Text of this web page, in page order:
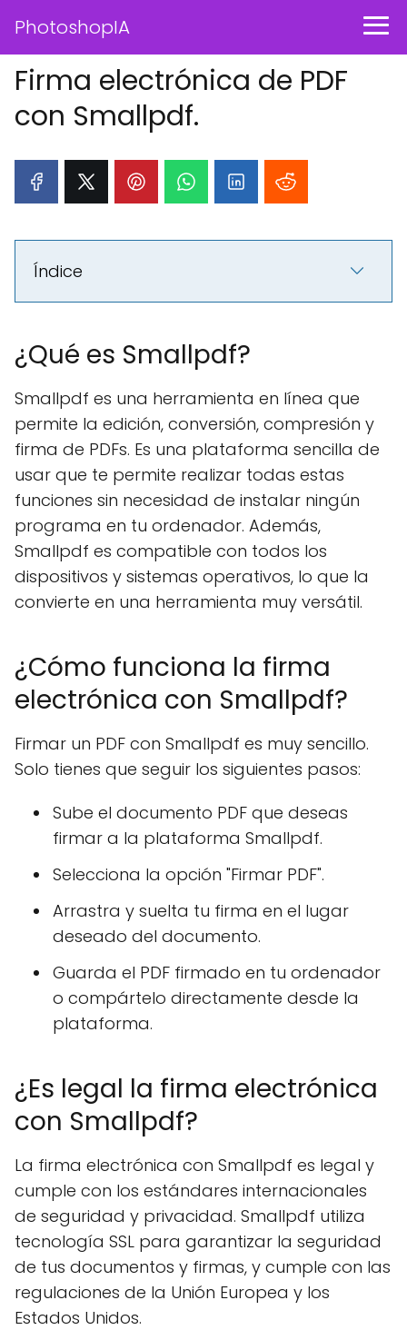
PhotoshopIA
Firma electrónica de PDF
con Smallpdf.
Índice
¿Qué es Smallpdf?
Smallpdf es una herramienta en línea que
permite la edición, conversión, compresión y
firma de PDFs. Es una plataforma sencilla de
usar que te permite realizar todas estas
funciones sin necesidad de instalar ningún
programa en tu ordenador. Además,
Smallpdf es compatible con todos los
dispositivos y sistemas operativos, lo que la
convierte en una herramienta muy versátil.
¿Cómo funciona la firma
electrónica con Smallpdf?
Firmar un PDF con Smallpdf es muy sencillo.
Solo tienes que seguir los siguientes pasos:
Sube el documento PDF que deseas
firmar a la plataforma Smallpdf.
Selecciona la opción "Firmar PDF".
Arrastra y suelta tu firma en el lugar
deseado del documento.
Guarda el PDF firmado en tu ordenador
o compártelo directamente desde la
plataforma.
¿Es legal la firma electrónica
con Smallpdf?
La firma electrónica con Smallpdf es legal y
cumple con los estándares internacionales
de seguridad y privacidad. Smallpdf utiliza
tecnología SSL para garantizar la seguridad
de tus documentos y firmas, y cumple con las
regulaciones de la Unión Europea y los
Estados Unidos.